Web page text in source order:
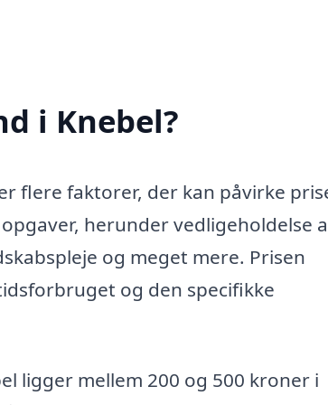
i Knebel?
flere faktorer, der kan påvirke
herunder vedligeholdelse
og meget mere. Prisen
og den specifikke
ligger mellem 200 og 500 kroner i